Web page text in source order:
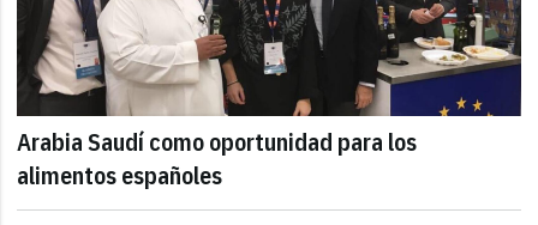
Arabia Saudí como oportunidad para los
alimentos españoles